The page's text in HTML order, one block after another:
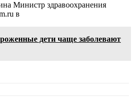
Министр здравоохранения
в
дети чаще заболевают